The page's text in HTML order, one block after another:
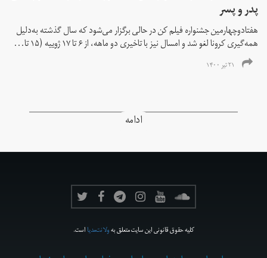
پدر و پسر
هفتادوچهارمین جشنواره فیلم کن در حالی برگزار می‌شود که سال گذشته به‌دلیل
همه‌گیری کرونا لغو شد و امسال نیز با تاخیری دو ماهه، از ۶ تا ۱۷ ژوییه (۱۵ تا...
۲۱ تیر ۱۴۰۰
ادامه
کلیه حقوق قانونی این سایت متعلق بهولانت‌مدیااست.